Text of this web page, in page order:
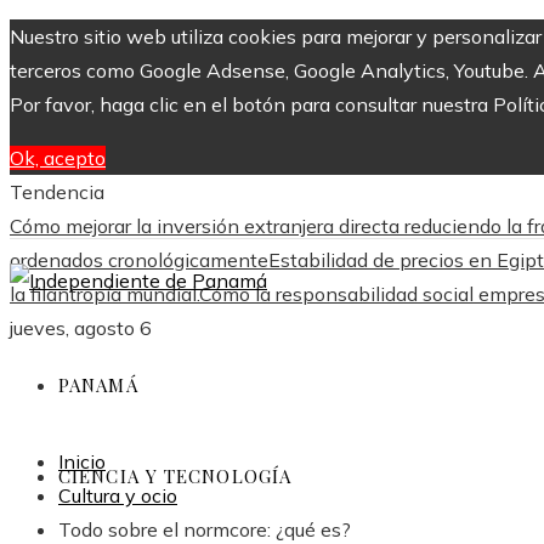
Nuestro sitio web utiliza cookies para mejorar y
terceros como Google Adsense, Google Analytics,
Por favor, haga clic en el botón para consultar nuestra
Ok, acepto
Tendencia
Cómo mejorar la inversión extranjera directa reduciendo la
ordenados cronológicamenteEstabilidad de precios en
la filantropía mundial.Cómo la responsabilidad social
jueves, agosto 6
PANAMÁ
CIENCIA Y TECNOLOGÍA
Inicio
Cultura y ocio
Todo sobre el normcore: ¿qué es?